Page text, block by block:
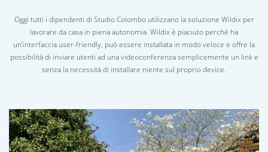
Oggi tutti i dipendenti di Studio Colombo utilizzano la soluzione Wildix per
lavorare da casa in piena autonomia. Wildix è piaciuto perché ha
un’interfaccia user-friendly, può essere installata in modo veloce e offre la
possibilità di inviare utenti ad una videoconferenza semplicemente un link e
senza la necessità di installare niente sul proprio device.